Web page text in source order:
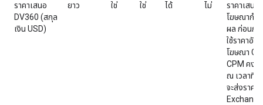
ราคาเสนอ
DV360 (สกุล
เงิน USD)
ยาว ใช่ ใช่ ได้ ไม่
ราคาเสนอ
โฆษณากำ
ผล ก่อนกา
ใช้ราคาอัน
โฆษณา
CPM คงที่
ณ เวลาที่เ
จะส่งราคา